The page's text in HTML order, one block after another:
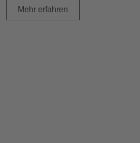
Mehr erfahren